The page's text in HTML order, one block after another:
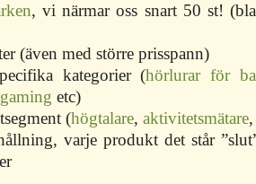
, vi närmar oss snart 50 st!
(även med större prisspann)
kategorier (hörlurar för
etc)
(högtalare, aktivitetsmätare
varje produkt det står